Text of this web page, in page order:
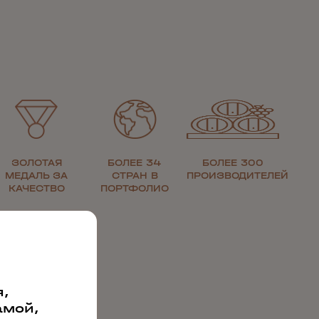
ЗОЛОТАЯ
МЕДАЛЬ ЗА
КАЧЕСТВО
БОЛЕЕ 34
СТРАН В
ПОРТФОЛИО
БОЛЕЕ 300
ПРОИЗВОДИТЕЛЕЙ